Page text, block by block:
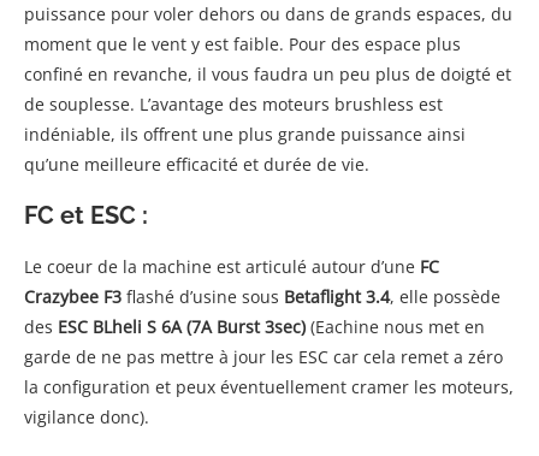
puissance pour voler dehors ou dans de grands espaces, du
moment que le vent y est faible. Pour des espace plus
confiné en revanche, il vous faudra un peu plus de doigté et
de souplesse. L’avantage des moteurs brushless est
indéniable, ils offrent une plus grande puissance ainsi
qu’une meilleure efficacité et durée de vie.
FC et ESC :
Le coeur de la machine est articulé autour d’une FC
Crazybee F3 flashé d’usine sous Betaflight 3.4, elle possède
des ESC BLheli S 6A (7A Burst 3sec) (Eachine nous met en
garde de ne pas mettre à jour les ESC car cela remet a zéro
la configuration et peux éventuellement cramer les moteurs,
vigilance donc).